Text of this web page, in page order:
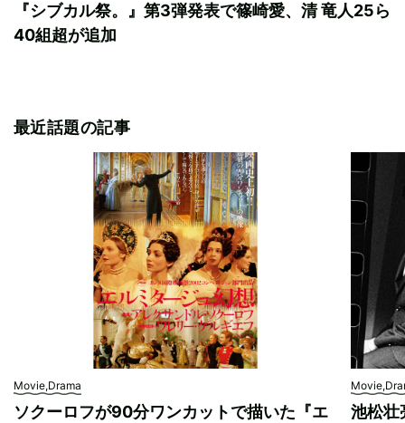
『シブカル祭。』第3弾発表で篠崎愛、清 竜人25ら
40組超が追加
最近話題の記事
Movie,Drama
ソクーロフが90分ワンカットで描いた『エ
池松壮